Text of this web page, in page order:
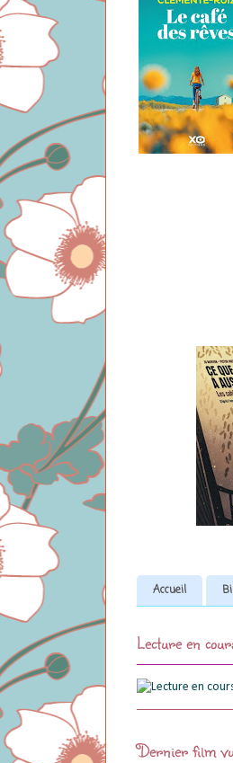
Accueil
Lecture en
Dernier film